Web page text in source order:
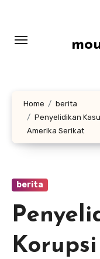
konten
Home
berita
Penyelidikan
Amerika Serikat
berita